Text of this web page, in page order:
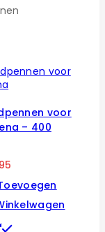
voor
– 400